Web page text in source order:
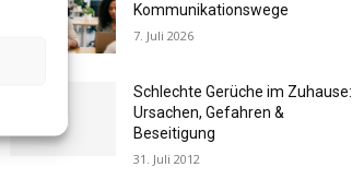
Kommunikationswege
7. Juli 2026
Schlechte Gerüche im Zuhause:
Ursachen, Gefahren &
Beseitigung
31. Juli 2012